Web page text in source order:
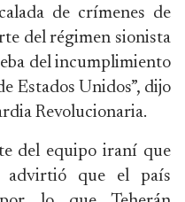
de crímenes de
del régimen sionista
del incumplimiento
Estados Unidos”, dijo
Revolucionaria.
del equipo iraní que
advirtió que el país